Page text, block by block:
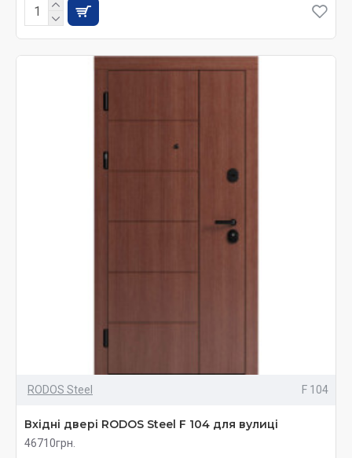
RODOS Steel F 104
Вхідні двері RODOS Steel F 104 для вулиці
46710грн.